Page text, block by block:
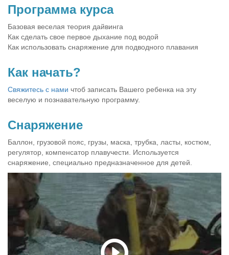
Программа курса
Базовая веселая теория дайвинга
Как сделать свое первое дыхание под водой
Как использовать снаряжение для подводного плавания
Как начать?
Свяжитесь с нами чтоб записать Вашего ребенка на эту
веселую и познавательную программу.
Снаряжение
Баллон, грузовой пояс, грузы, маска, трубка, ласты, костюм,
регулятор, компенсатор плавучести. Используется
снаряжение, специально предназначенное для детей.